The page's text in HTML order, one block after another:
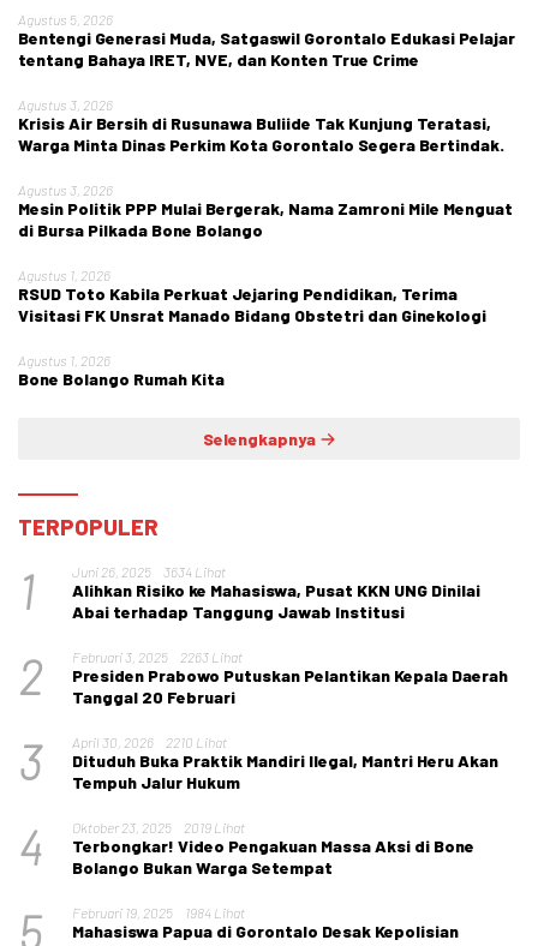
Agustus 5, 2026
Bentengi Generasi Muda, Satgaswil Gorontalo Edukasi Pelajar
tentang Bahaya IRET, NVE, dan Konten True Crime
Agustus 3, 2026
Krisis Air Bersih di Rusunawa Buliide Tak Kunjung Teratasi,
Warga Minta Dinas Perkim Kota Gorontalo Segera Bertindak.
Agustus 3, 2026
Mesin Politik PPP Mulai Bergerak, Nama Zamroni Mile Menguat
di Bursa Pilkada Bone Bolango
Agustus 1, 2026
RSUD Toto Kabila Perkuat Jejaring Pendidikan, Terima
Visitasi FK Unsrat Manado Bidang Obstetri dan Ginekologi
Agustus 1, 2026
Bone Bolango Rumah Kita
Selengkapnya
TERPOPULER
1 Juni 26, 2025 3634 Lihat
Alihkan Risiko ke Mahasiswa, Pusat KKN UNG Dinilai
Abai terhadap Tanggung Jawab Institusi
2 Februari 3, 2025 2263 Lihat
Presiden Prabowo Putuskan Pelantikan Kepala Daerah
Tanggal 20 Februari
3 April 30, 2026 2210 Lihat
Dituduh Buka Praktik Mandiri Ilegal, Mantri Heru Akan
Tempuh Jalur Hukum
4 Oktober 23, 2025 2019 Lihat
Terbongkar! Video Pengakuan Massa Aksi di Bone
Bolango Bukan Warga Setempat
5 Februari 19, 2025 1984 Lihat
Mahasiswa Papua di Gorontalo Desak Kepolisian